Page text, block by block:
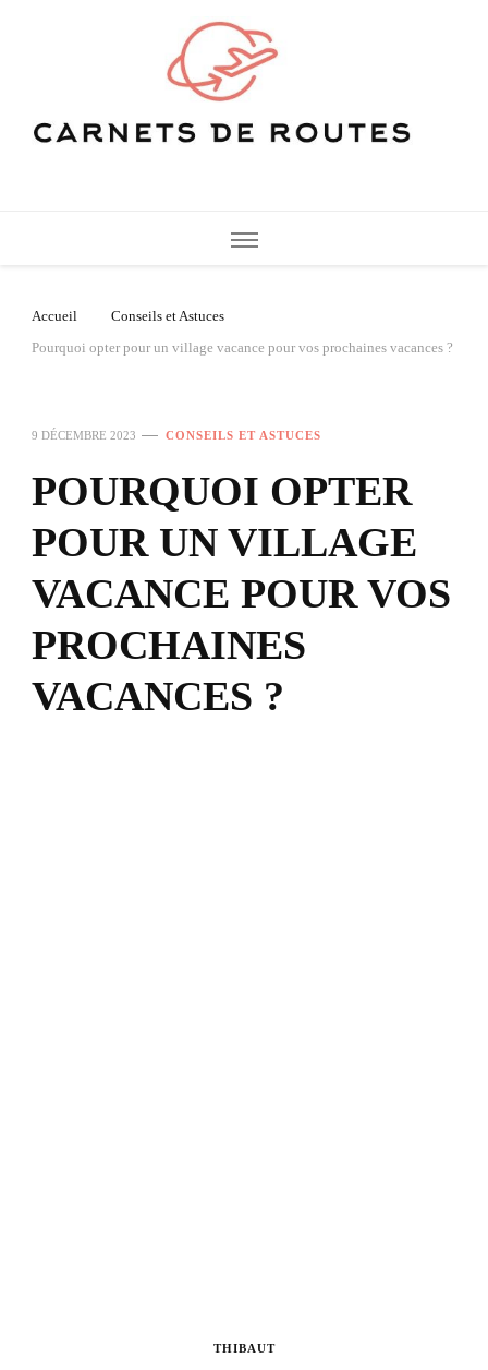
Accueil
Conseils et Astuces
Pourquoi opter pour un village vacance pour vos prochaines vacances ?
9 DÉCEMBRE 2023 CONSEILS ET ASTUCES
POURQUOI OPTER
POUR UN VILLAGE
VACANCE POUR VOS
PROCHAINES
VACANCES ?
THIBAUT